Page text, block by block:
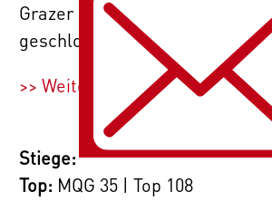
Grazer Messe, entsteht der
geschlossene bebaute
Landeshauptstadt. Das für
Größe neuartige Konzept
notwendigen Attribute eines
urbanen Lebensraumes mit
Büro-, Retail- und
>> Weiterlesen
Stiege:
Top: MQG 35 | Top 108